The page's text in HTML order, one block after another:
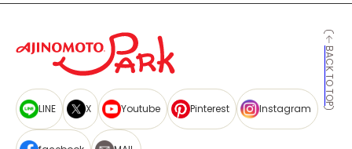
BACK TO TOP
LINE X Youtube Pinterest Instagram